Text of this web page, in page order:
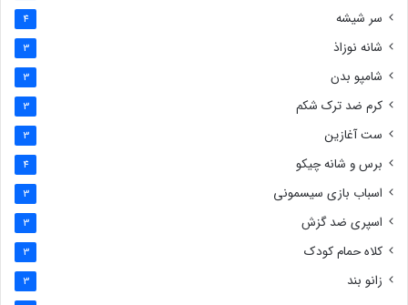
سر شیشه 4
شانه نوزاذ 3
شامپو بدن 3
کرم ضد ترک شکم 3
ست آغازین 3
برس و شانه چیکو 4
اسباب بازی سیسمونی 3
اسپری ضد گزش 3
کلاه حمام کودک 3
زانو بند 3